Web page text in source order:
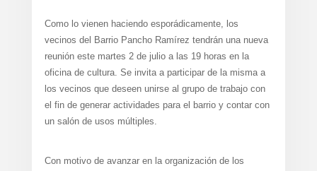
Como lo vienen haciendo esporádicamente, los
vecinos del Barrio Pancho Ramírez tendrán una nueva
reunión este martes 2 de julio a las 19 horas en la
oficina de cultura. Se invita a participar de la misma a
los vecinos que deseen unirse al grupo de trabajo con
el fin de generar actividades para el barrio y contar con
un salón de usos múltiples.
Con motivo de avanzar en la organización de los